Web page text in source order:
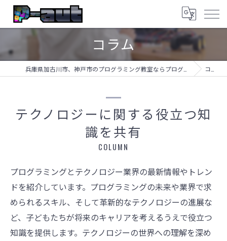
コラム
コラム
テクノロジーに関する役立つ知
識を共有
COLUMN
プログラミングとテクノロジー業界の最新情報やトレン
ドを紹介しています。プログラミングの未来や業界で求
められるスキル、そして革新的なテクノロジーの進展な
ど、子どもたちが将来のキャリアを考えるうえで役立つ
知識を提供します。テクノロジーの世界への理解を深め